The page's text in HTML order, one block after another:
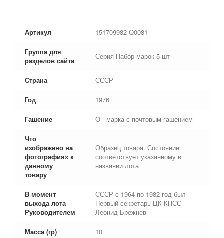
Артикул 151709982-Q0081
Группа для
разделов сайта
Серия Набор марок 5 шт
Страна СССР
Год 1976
Гашение Θ - марка с почтовым гашением
Что
изображено на
фотографиях к
данному
товару
Образец товара. Состояние
соответствует указанному в
названии лота
В момент
выхода лота
Руководителем
СССР с 1964 по 1982 год был
Первый секретарь ЦК КПСС
Леонид Брежнев
Масса (гр) 10